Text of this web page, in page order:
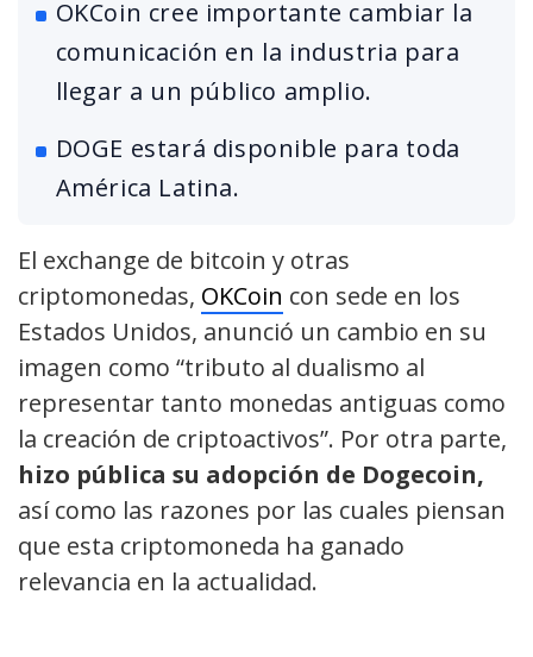
OKCoin cree importante cambiar la
comunicación en la industria para
llegar a un público amplio.
DOGE estará disponible para toda
América Latina.
El exchange de bitcoin y otras
criptomonedas, OKCoin con sede en los
Estados Unidos, anunció un cambio en su
imagen como “tributo al dualismo al
representar tanto monedas antiguas como
la creación de criptoactivos”. Por otra parte,
hizo pública su adopción de Dogecoin,
así como las razones por las cuales piensan
que esta criptomoneda ha ganado
relevancia en la actualidad.